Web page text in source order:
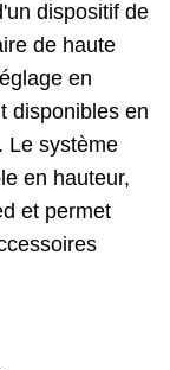
dispositif de
de haute
en
disponibles en
Le système
en hauteur,
et permet